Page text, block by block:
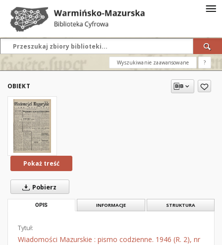
Wyszukiwanie zaawansowane ?
OBIEKT
Pokaż treść
Pobierz
OPIS INFORMACJE STRUKTURA
Tytuł:
Wiadomości Mazurskie : pismo codzienne. 1946 (R. 2), nr